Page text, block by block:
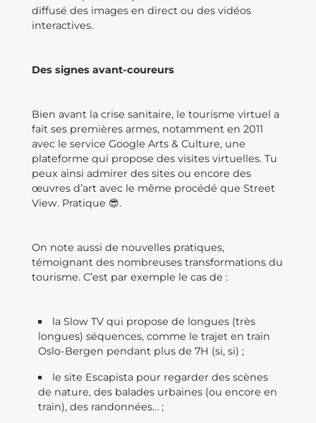
diffusé des images en direct ou des vidéos
interactives.
Des signes avant-coureurs
Bien avant la crise sanitaire, le tourisme virtuel a
fait ses premières armes, notamment en 2011
avec le service Google Arts & Culture, une
plateforme qui propose des visites virtuelles. Tu
peux ainsi admirer des sites ou encore des
œuvres d’art avec le même procédé que Street
View. Pratique 😎.
On note aussi de nouvelles pratiques,
témoignant des nombreuses transformations du
tourisme. C’est par exemple le cas de :
la Slow TV qui propose de longues (très
longues) séquences, comme le trajet en train
Oslo-Bergen pendant plus de 7H (si, si) ;
le site Escapista pour regarder des scènes
de nature, des balades urbaines (ou encore en
train), des randonnées… ;